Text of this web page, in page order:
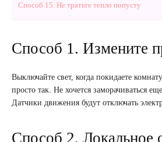
Способ 15. Не тратьте тепло попусту
Способ 1. Измените
Выключайте свет, когда покидаете
просто так. Не хочется заморачиваться
Датчики движения будут отключать
Способ 2. Локальное